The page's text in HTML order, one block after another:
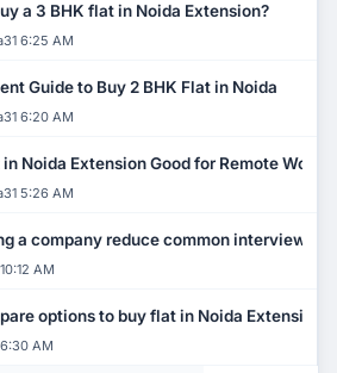
a 3 BHK flat in Noida Extension?
6:25 AM
Guide to Buy 2 BHK Flat in Noida
6:20 AM
Noida Extension Good for Remote Work?
5:26 AM
a company reduce common interview
AM
options to buy flat in Noida Extension?
AM